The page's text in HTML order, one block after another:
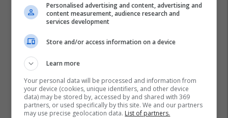
Personalised advertising and content, advertising and
content measurement, audience research and
services development
Store and/or access information on a device
Learn more
Your personal data will be processed and information from
your device (cookies, unique identifiers, and other device
data) may be stored by, accessed by and shared with 369
partners, or used specifically by this site. We and our partners
may use precise geolocation data. List of partners.